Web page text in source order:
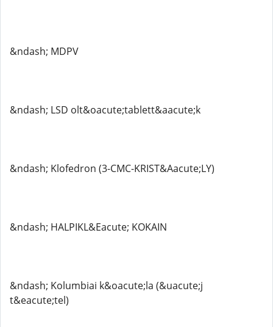
&ndash; MDPV
&ndash; LSD olt&oacute;tablett&aacute;k
&ndash; Klofedron (3-CMC-KRIST&Aacute;LY)
&ndash; HALPIKL&Eacute; KOKAIN
&ndash; Kolumbiai k&oacute;la (&uacute;j
t&eacute;tel)